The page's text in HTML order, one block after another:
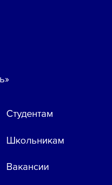
Студентам
Школьникам
Вакансии